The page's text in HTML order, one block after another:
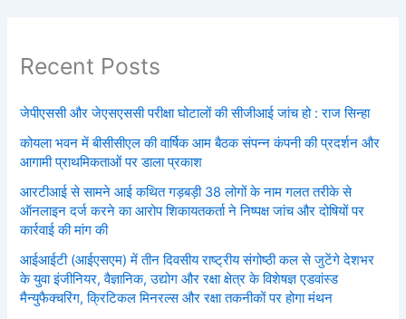
Recent Posts
जेपीएससी और जेएसएससी परीक्षा घोटालों की सीजीआई जांच हो : राज सिन्हा
कोयला भवन में बीसीसीएल की वार्षिक आम बैठक संपन्न कंपनी की प्रदर्शन और
आगामी प्राथमिकताओं पर डाला प्रकाश
आरटीआई से सामने आई कथित गड़बड़ी 38 लोगों के नाम गलत तरीके से
ऑनलाइन दर्ज करने का आरोप शिकायतकर्ता ने निष्पक्ष जांच और दोषियों पर
कार्रवाई की मांग की
आईआईटी (आईएसएम) में तीन दिवसीय राष्ट्रीय संगोष्ठी कल से जुटेंगे देशभर
के युवा इंजीनियर, वैज्ञानिक, उद्योग और रक्षा क्षेत्र के विशेषज्ञ एडवांस्ड
मैन्युफैक्चरिंग, क्रिटिकल मिनरल्स और रक्षा तकनीकों पर होगा मंथन